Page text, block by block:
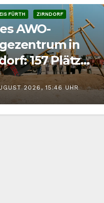
FÜRTH ZIRNDORF
AWO-
in
157 Plätze
bis 2028
2026, 15:46 UHR